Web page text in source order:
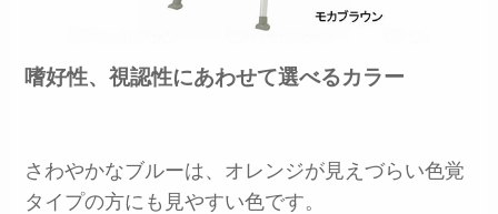
嗜好性、視認性にあわせて選べるカラー
さわやかなブルーは、オレンジが見えづらい色覚
タイプの方にも見やすい色です。